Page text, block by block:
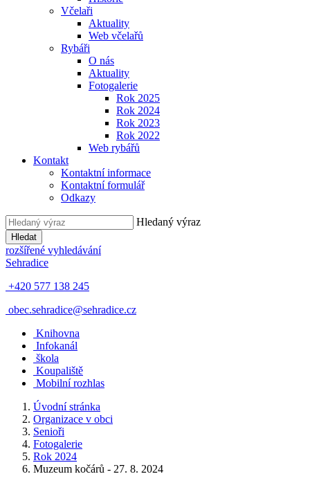
Včelaři
Aktuality
Web včelařů
Rybáři
O nás
Aktuality
Fotogalerie
Rok 2025
Rok 2024
Rok 2023
Rok 2022
Web rybářů
Kontakt
Kontaktní informace
Kontaktní formulář
Odkazy
Hledaný výraz
Hledat
rozšířené vyhledávání
Sehradice
+420 577 138 245
obec.sehradice@sehradice.cz
Knihovna
Infokanál
škola
Koupaliště
Mobilní rozhlas
Úvodní stránka
Organizace v obci
Senioři
Fotogalerie
Rok 2024
Muzeum kočárů - 27. 8. 2024